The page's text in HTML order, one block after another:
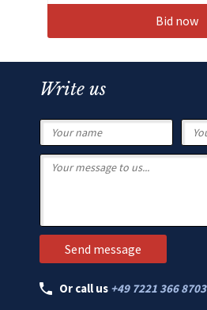
Bid now
Write us
Or call us +49 7221 366 8703